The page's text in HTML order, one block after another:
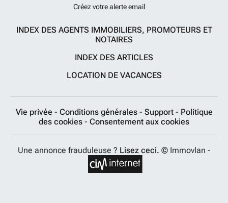
Créez votre alerte email
INDEX DES AGENTS IMMOBILIERS, PROMOTEURS ET
NOTAIRES
INDEX DES ARTICLES
LOCATION DE VACANCES
Vie privée - Conditions générales - Support - Politique
des cookies - Consentement aux cookies
Une annonce frauduleuse ? Lisez ceci. © Immovlan -